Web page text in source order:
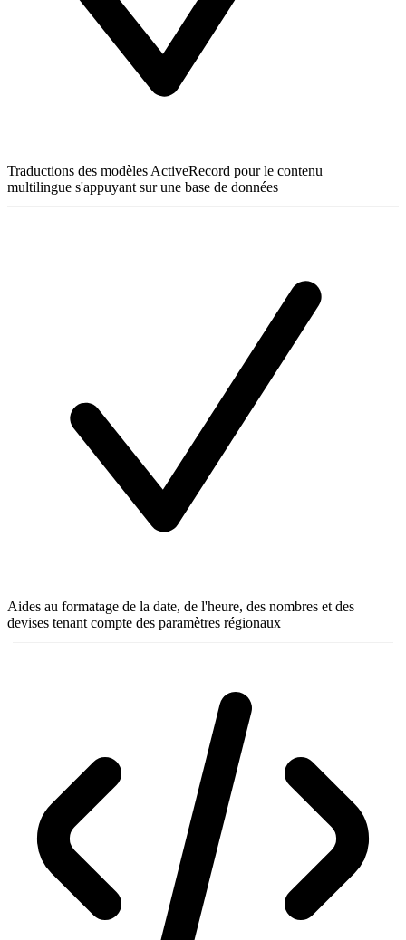
Traductions des modèles ActiveRecord pour le contenu
multilingue s'appuyant sur une base de données
Aides au formatage de la date, de l'heure, des nombres et des
devises tenant compte des paramètres régionaux